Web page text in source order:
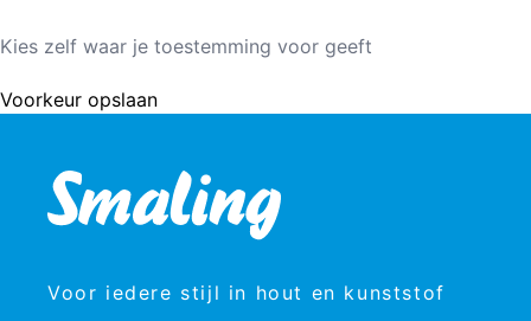
Kies zelf waar je toestemming voor geeft
Voorkeur opslaan
Voor iedere stijl in hout en kunststof